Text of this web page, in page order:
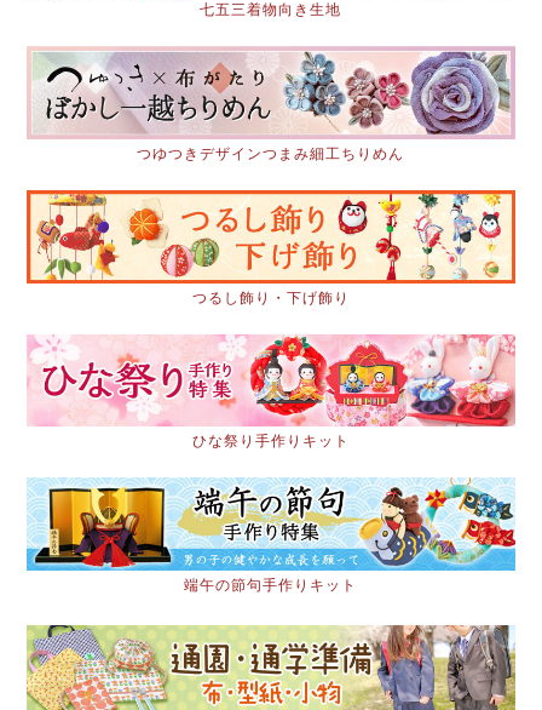
七五三着物向き生地
つゆつきデザインつまみ細工ちりめん
つるし飾り・下げ飾り
ひな祭り手作りキット
端午の節句手作りキット